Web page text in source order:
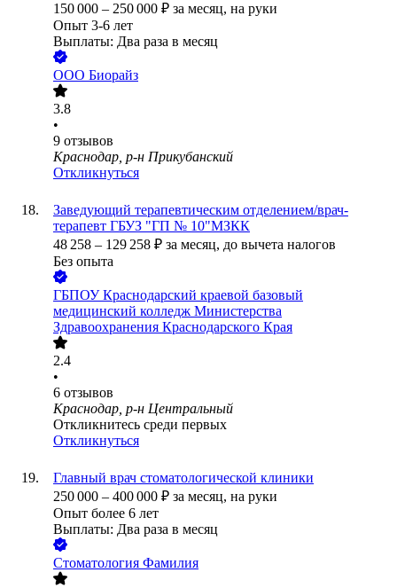
150 000 – 250 000 ₽ за месяц, на руки
Опыт 3-6 лет
Выплаты: Два раза в месяц
ООО Биорайз
3.8
•
9 отзывов
Краснодар, р-н Прикубанский
Откликнуться
Заведующий терапевтическим отделением/врач-
терапевт ГБУЗ "ГП № 10"МЗКК
48 258 – 129 258 ₽ за месяц, до вычета налогов
Без опыта
ГБПОУ Краснодарский краевой базовый
медицинский колледж Министерства
Здравоохранения Краснодарского Края
2.4
•
6 отзывов
Краснодар, р-н Центральный
Откликнитесь среди первых
Откликнуться
Главный врач стоматологической клиники
250 000 – 400 000 ₽ за месяц, на руки
Опыт более 6 лет
Выплаты: Два раза в месяц
Стоматология Фамилия